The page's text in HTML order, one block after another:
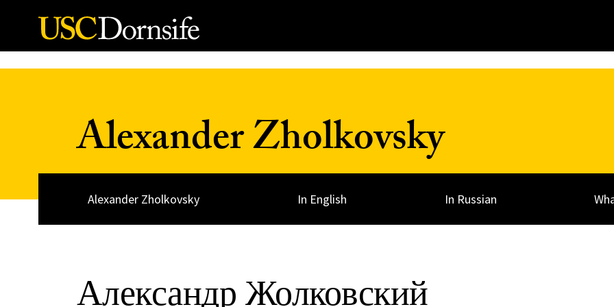
Skip to Content
Alexander Zholkovsky
Alexander Zholkovsky In English In Russian